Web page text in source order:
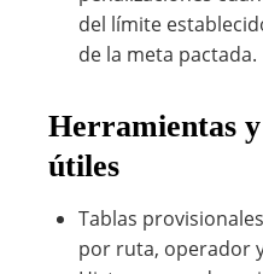
del límite
de la meta pactada.
Herramientas
útiles
Tablas
por ruta, operador